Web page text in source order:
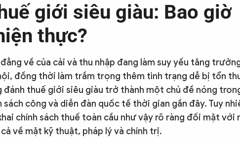
giới siêu giàu: Bao giờ
thực?
đẳng về của cải và thu nhập đang làm suy yếu tăng
đồng thời làm trầm trọng thêm tình trạng dễ bị tổn
đánh thuế giới siêu giàu trở thành một chủ đề nóng
sách công và diễn đàn quốc tế thời gian gần đây. Tuy
chính sách thuế toàn cầu như vậy rõ ràng đối mặt với
về mặt kỹ thuật, pháp lý và chính trị.